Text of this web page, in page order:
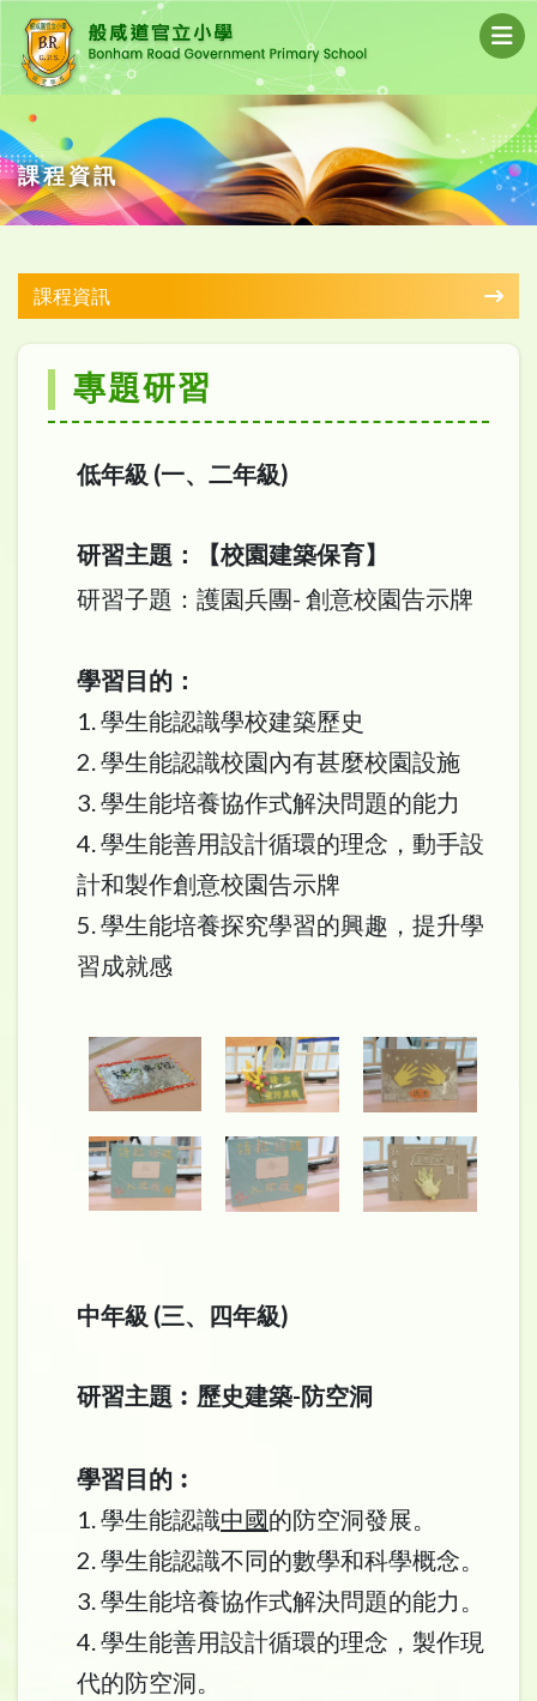
課程資訊
課程資訊
專題研習
低年級 (一、二年級)
研習主題：【校園建築保育】
研習子題：護園兵團- 創意校園告示牌
學習目的：
1. 學生能認識學校建築歷史
2. 學生能認識校園內有甚麼校園設施
3. 學生能培養協作式解決問題的能力
4. 學生能善用設計循環的理念，動手設
計和製作創意校園告示牌
5. 學生能培養探究學習的興趣，提升學
習成就感
中年級 (三、四年級)
研習主題︰歷史建築-防空洞
學習目的︰
1. 學生能認識中國的防空洞發展。
2. 學生能認識不同的數學和科學概念。
3. 學生能培養協作式解決問題的能力。
4. 學生能善用設計循環的理念，製作現
代的防空洞。